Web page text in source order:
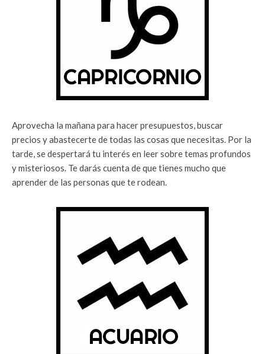
Aprovecha la mañana para hacer presupuestos, buscar
precios y abastecerte de todas las cosas que necesitas. Por la
tarde, se despertará tu interés en leer sobre temas profundos
y misteriosos. Te darás cuenta de que tienes mucho que
aprender de las personas que te rodean.